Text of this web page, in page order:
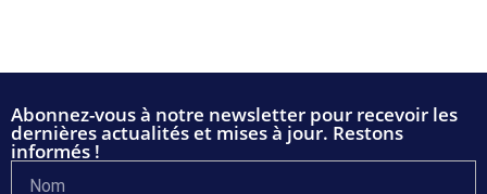
Abonnez-vous à notre newsletter pour recevoir les
dernières actualités et mises à jour. Restons
informés !